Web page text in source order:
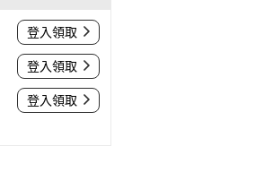
登入領取
登入領取
登入領取